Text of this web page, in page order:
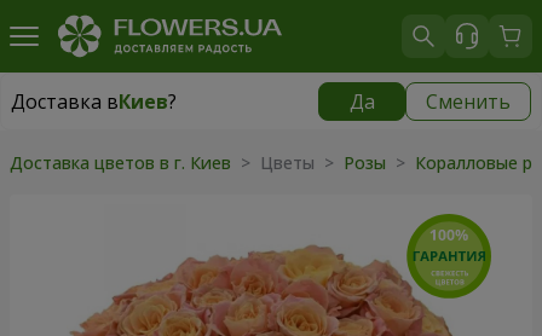
Доставка вКиев? Да Сменить
Доставка вКиев
Доставка цветов в г. Киев > Цветы > Розы > Коралловые